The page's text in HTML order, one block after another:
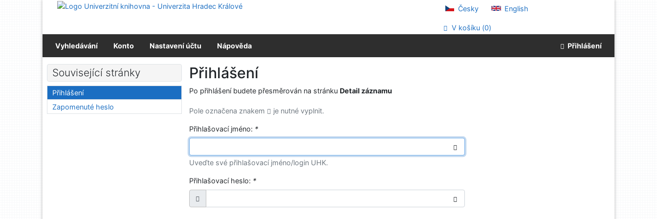
Přejít na obsah
Česky English
V košíku (0)
Vyhledávání Konto Nastavení účtu Nápověda Přihlášení
Přihlášení
Po přihlášení budete přesměrován na stránku Detail záznamu
Pole označena znakem je nutné vyplnit.
Přihlašovací jméno: *
Uveďte své přihlašovací jméno/login UHK.
Přihlašovací heslo: *
Související stránky
Přihlášení
Zapomenuté heslo